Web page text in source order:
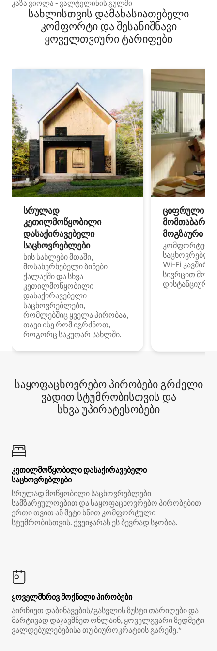
კაზა ვიოლა - ვალტელინის გულში
სახლისთვის დამახასიათებელი
კომფორტი და შესანიშნავი
ყოველთვიური ტარიფები
სრულად
კეთილმოწყობილი
დასაქირავებელი
საცხოვრებლები
ხის სახლები მთაში,
მოსახერხებელი ბინები
ქალაქში და სხვა
კეთილმოწყობილი
დასაქირავებელი
საცხოვრებლები,
რომლებშიც ყველა პირობაა,
თავი ისე რომ იგრძნოთ,
როგორც საკუთარ სახლში.
ციფრული
მოგზაური
კომფორტული
Wi‑Fi
სივრცით
დისტანციური
საყოფაცხოვრებო პირობები გრძელი
ვადით სტუმრობისთვის და
სხვა უპირატესობები
კეთილმოწყობილი დასაქირავებელი
საცხოვრებლები
სრულად მოწყობილი საცხოვრებლები
სამზარეულოებით და საყოფაცხოვრებო პირობებით
ერთი თვით ან მეტი ხნით კომფორტული
სტუმრობისთვის. ქვეიჯარას ეს ბევრად სჯობია.
ყოველმხრივ მოქნილი პირობები
აირჩიეთ დაბინავების/გასვლის ზუსტი თარიღები და
მარტივად დაჯავშნეთ ონლაინ, ყოველგვარი ზედმეტი
ვალდებულებებისა თუ ბიუროკრატიის გარეშე.*